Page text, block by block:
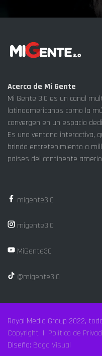
Acerca de Mi Gente
Mi Gente 3.0 es un canal
latinoamericanos como la
convergen en un espacio
Es una ventana interactiva,
brinda entretenimiento a
países del continente
migente3.0
migente3.0
MiGente30
@migente3.0
Royal Media Group 2022,
Copyright | Política de
Diseño: Boga Visual